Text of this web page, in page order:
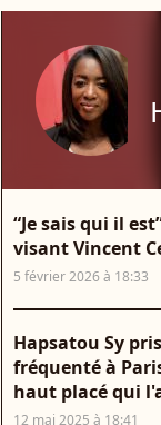
“Je sais qui il
visant Vincent
5 février 2026 à 18:33
Hapsatou Sy
fréquenté à
haut placé qui
12 mai 2025 à 18:41